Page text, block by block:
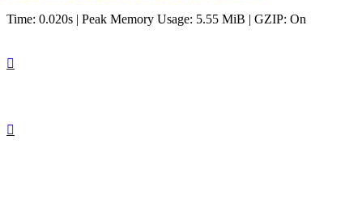
Time: 0.020s | Peak Memory Usage: 5.55 MiB | GZIP: On